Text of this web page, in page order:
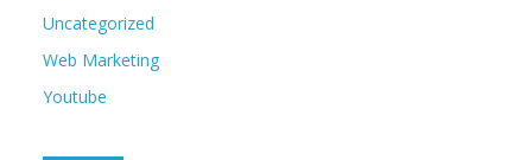
Uncategorized
Web Marketing
Youtube